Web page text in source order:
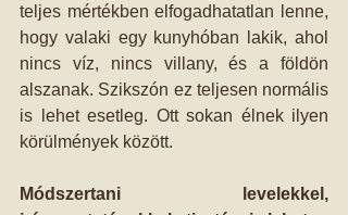
teljes mértékben elfogadhatatlan lenne,
hogy valaki egy kunyhóban lakik, ahol
nincs víz, nincs villany, és a földön
alszanak. Szikszón ez teljesen normális
is lehet esetleg. Ott sokan élnek ilyen
körülmények között.
Módszertani levelekkel,